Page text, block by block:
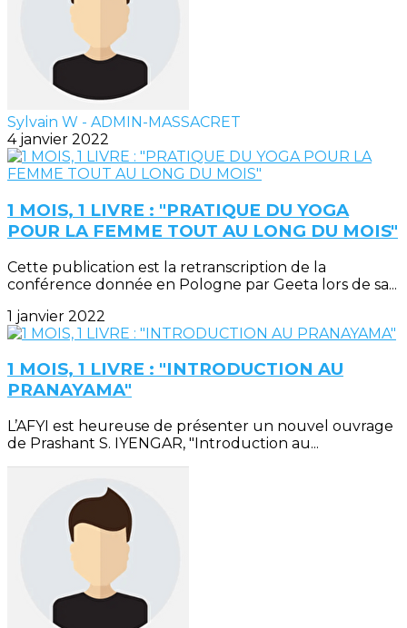
Sylvain W - ADMIN-MASSACRET
4 janvier 2022
1 MOIS, 1 LIVRE : "PRATIQUE DU YOGA
POUR LA FEMME TOUT AU LONG DU MOIS"
Cette publication est la retranscription de la
conférence donnée en Pologne par Geeta lors de sa...
1 janvier 2022
1 MOIS, 1 LIVRE : "INTRODUCTION AU
PRANAYAMA"
L’AFYI est heureuse de présenter un nouvel ouvrage
de Prashant S. IYENGAR, "Introduction au...